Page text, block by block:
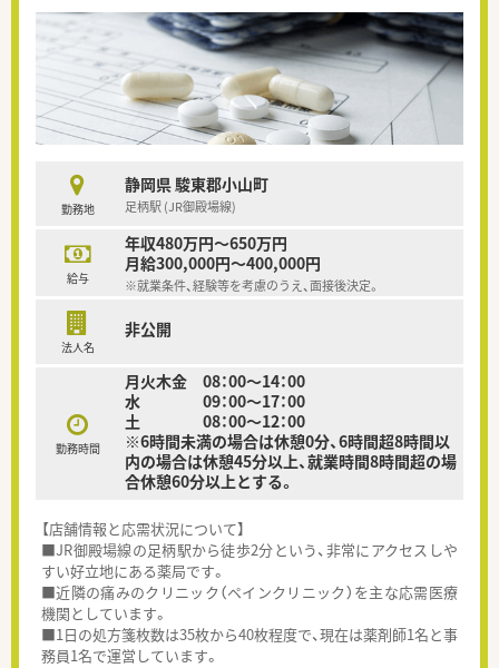
勤務地
静岡県 駿東郡小山町
足柄駅 (JR御殿場線)
給与
年収480万円～650万円
月給300,000円～400,000円
※就業条件、経験等を考慮のうえ、面接後決定。
法人名
非公開
勤務時間
月火木金 08：00～14：00
水 09：00～17：00
土 08：00～12：00
※6時間未満の場合は休憩0分、6時間超8時間以
内の場合は休憩45分以上、就業時間8時間超の場
合休憩60分以上とする。
【店舗情報と応需状況について】
■JR御殿場線の足柄駅から徒歩2分という、非常にアクセスしや
すい好立地にある薬局です。
■近隣の痛みのクリニック（ペインクリニック）を主な応需医療
機関としています。
■1日の処方箋枚数は35枚から40枚程度で、現在は薬剤師1名と事
務員1名で運営しています。